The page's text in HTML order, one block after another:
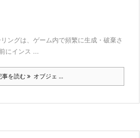
ングは、ゲーム内で頻繁に生成・破棄さ
にインス ...
事を読む オブジェ ...